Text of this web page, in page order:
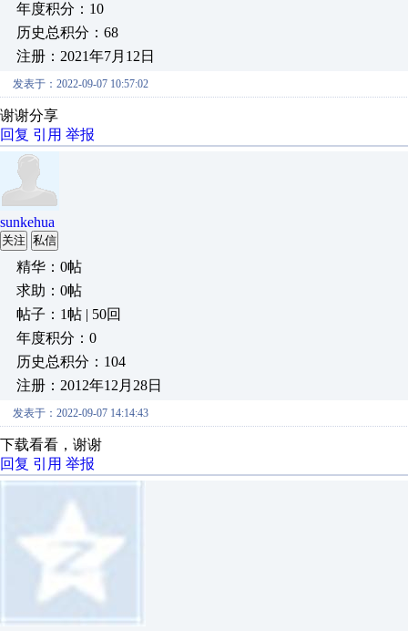
年度积分：10
历史总积分：68
注册：2021年7月12日
发表于：2022-09-07 10:57:02
谢谢分享
回复 引用 举报
sunkehua
关注 私信
精华：0帖
求助：0帖
帖子：1帖 | 50回
年度积分：0
历史总积分：104
注册：2012年12月28日
发表于：2022-09-07 14:14:43
下载看看，谢谢
回复 引用 举报